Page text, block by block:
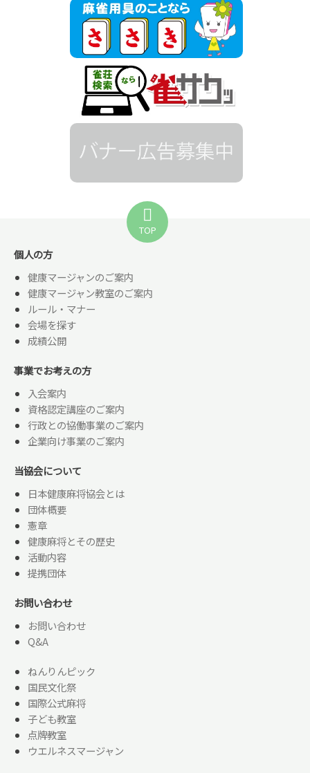
TOP
個人の方
健康マージャンのご案内
健康マージャン教室のご案内
ルール・マナー
会場を探す
成績公開
事業でお考えの方
入会案内
資格認定講座のご案内
行政との協働事業のご案内
企業向け事業のご案内
当協会について
日本健康麻将協会とは
団体概要
憲章
健康麻将とその歴史
活動内容
提携団体
お問い合わせ
お問い合わせ
Q&A
ねんりんピック
国民文化祭
国際公式麻将
子ども教室
点牌教室
ウエルネスマージャン